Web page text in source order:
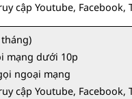
cập Youtube, Facebook,
mạng dưới 10p
ngoại mạng
cập Youtube, Facebook,